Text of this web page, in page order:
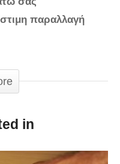
παραλλαγή
in